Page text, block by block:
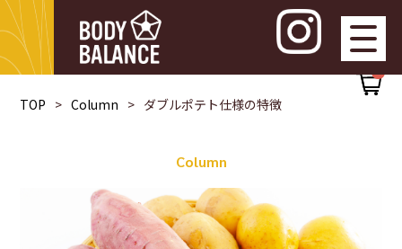
TOP Column ダブルポテト仕様の特徴
Column